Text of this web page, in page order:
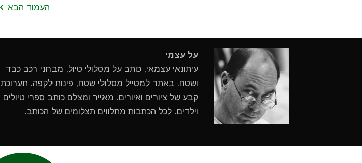
העמוד הבא
על עצמי
עיתונאי עצמאי, כותב על מסלולי טיול, מבחני רכב כבד
ושטח. באתר למטייל מסלולי שטח, פינות לקפה. תערוכת
קבע של ציורים ואיורים. מאייר ומצלם כותב ספרי טיולים
וילדים. לכל הכתבות מתלווים תצלומים של הכותב.